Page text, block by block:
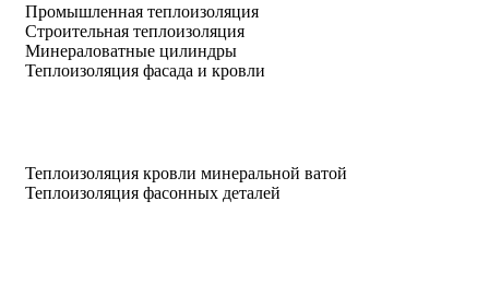
Промышленная теплоизоляция
Строительная теплоизоляция
Минераловатные цилиндры
Теплоизоляция фасада и кровли
Теплоизоляция кровли минеральной ватой
Теплоизоляция фасонных деталей